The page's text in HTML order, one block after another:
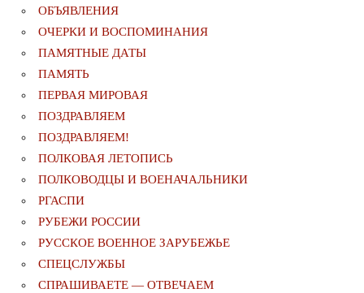
ОБЪЯВЛЕНИЯ
ОЧЕРКИ И ВОСПОМИНАНИЯ
ПАМЯТНЫЕ ДАТЫ
ПАМЯТЬ
ПЕРВАЯ МИРОВАЯ
ПОЗДРАВЛЯЕМ
ПОЗДРАВЛЯЕМ!
ПОЛКОВАЯ ЛЕТОПИСЬ
ПОЛКОВОДЦЫ И ВОЕНАЧАЛЬНИКИ
РГАСПИ
РУБЕЖИ РОССИИ
РУССКОЕ ВОЕННОЕ ЗАРУБЕЖЬЕ
СПЕЦСЛУЖБЫ
СПРАШИВАЕТЕ — ОТВЕЧАЕМ